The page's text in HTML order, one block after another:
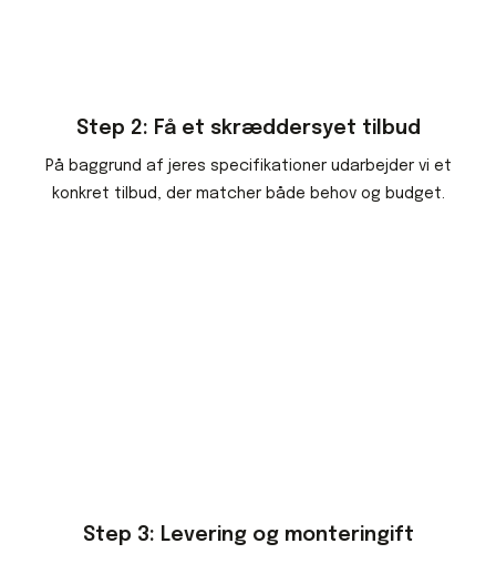
Step 2: Få et skræddersyet tilbud
På baggrund af jeres specifikationer udarbejder vi et
konkret tilbud, der matcher både behov og budget.
Step 3: Levering og monteringift